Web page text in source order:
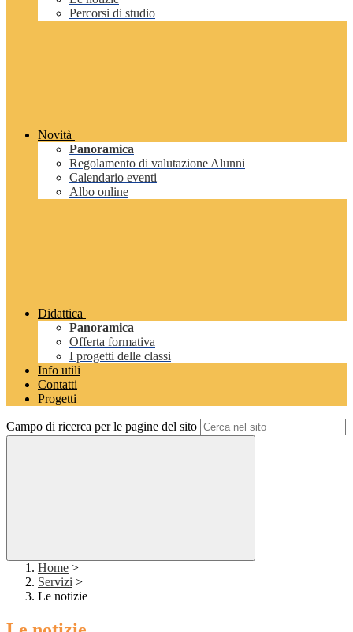
Percorsi di studio
Novità
Panoramica
Regolamento di valutazione Alunni
Calendario eventi
Albo online
Didattica
Panoramica
Offerta formativa
I progetti delle classi
Info utili
Contatti
Progetti
Campo di ricerca per le pagine del sito
Home >
Servizi >
Le notizie